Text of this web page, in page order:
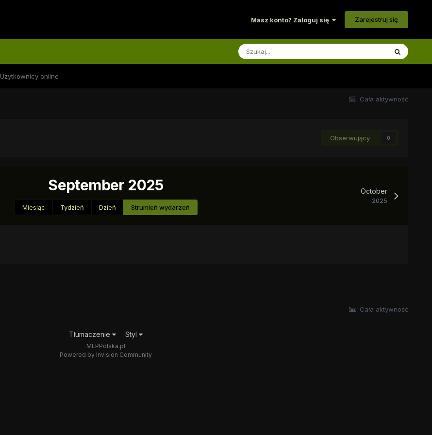
Masz konto? Zaloguj się Zarejestruj się
Użytkownicy online
Cała aktywność
Obserwujący 0
September 2025
Miesiąc Tydzień Dzień Strumień wydarzeń
October
2025
Cała aktywność
Tłumaczenie Styl
MLPPolska.pl
Powered by Invision Community